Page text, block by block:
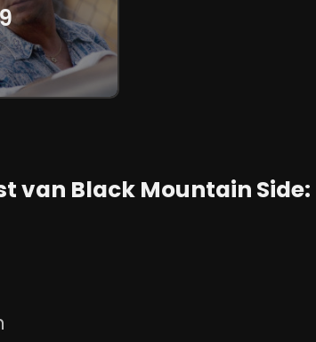
van Black Mountain Side: